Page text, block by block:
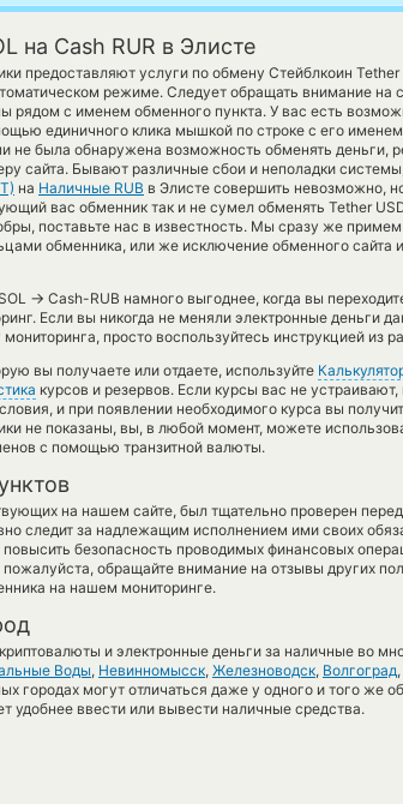
на Cash RUR в Элисте
предоставляют услуги по обмену Стейблкоин Tether
режиме. Следует обращать внимание на
рядом с именем обменного пункта. У вас есть
единичного клика мышкой по строке с его
не была обнаружена возможность обменять деньги,
сайта. Бывают различные сбои и неполадки
на Наличные RUB в Элисте совершить невозможно,
вас обменник так и не сумел обменять Tether
поставьте нас в известность. Мы сразу же
обменника, или же исключение обменного сайта
→ Cash-RUB намного выгоднее, когда вы
Если вы никогда не меняли электронные деньги
просто воспользуйтесь инструкцией из
вы получаете или отдаете, используйте
курсов и резервов. Если курсы вас не устраивают,
и при появлении необходимого курса вы
не показаны, вы, в любой момент, можете
с помощью транзитной валюты.
на нашем сайте, был тщательно проверен
следит за надлежащим исполнением ими своих
безопасность проводимых финансовых
обращайте внимание на отзывы других
на нашем мониторинге.
и электронные деньги за наличные во
Воды, Невинномысск, Железноводск, Волгоград,
городах могут отличаться даже у одного и того же
удобнее ввести или вывести наличные средства.